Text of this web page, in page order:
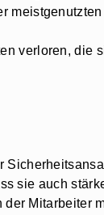
verloren, die
sie auch
Mitarbeiter